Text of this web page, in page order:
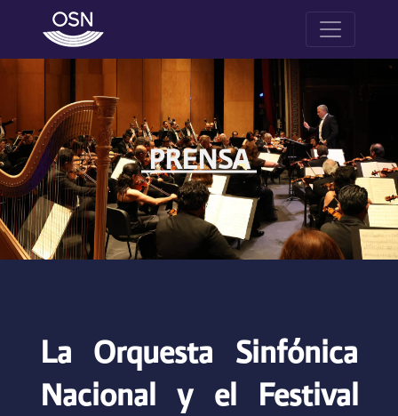
PRENSA
La Orquesta Sinfónica
Nacional y el Festival